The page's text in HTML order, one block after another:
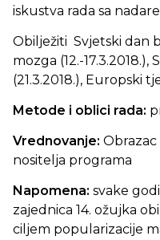
iskustva rada sa
Obilježiti Svjetski dan
mozga (12.-
(21.3.2018.), Europski
Metode i oblici rada:
Vrednovanje:
nositelja programa
Napomena: svake
zajednica 14. ožujka
ciljem popularizacije